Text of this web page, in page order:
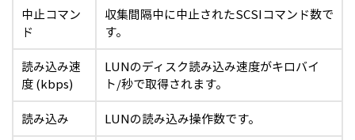
中止コマン
ド
収集間隔中に中止されたSCSIコマンド数で
す。
読み込み速
度 (kbps)
LUNのディスク読み込み速度がキロバイ
ト/秒で取得されます。
読み込み
LUNの読み込み操作数です。